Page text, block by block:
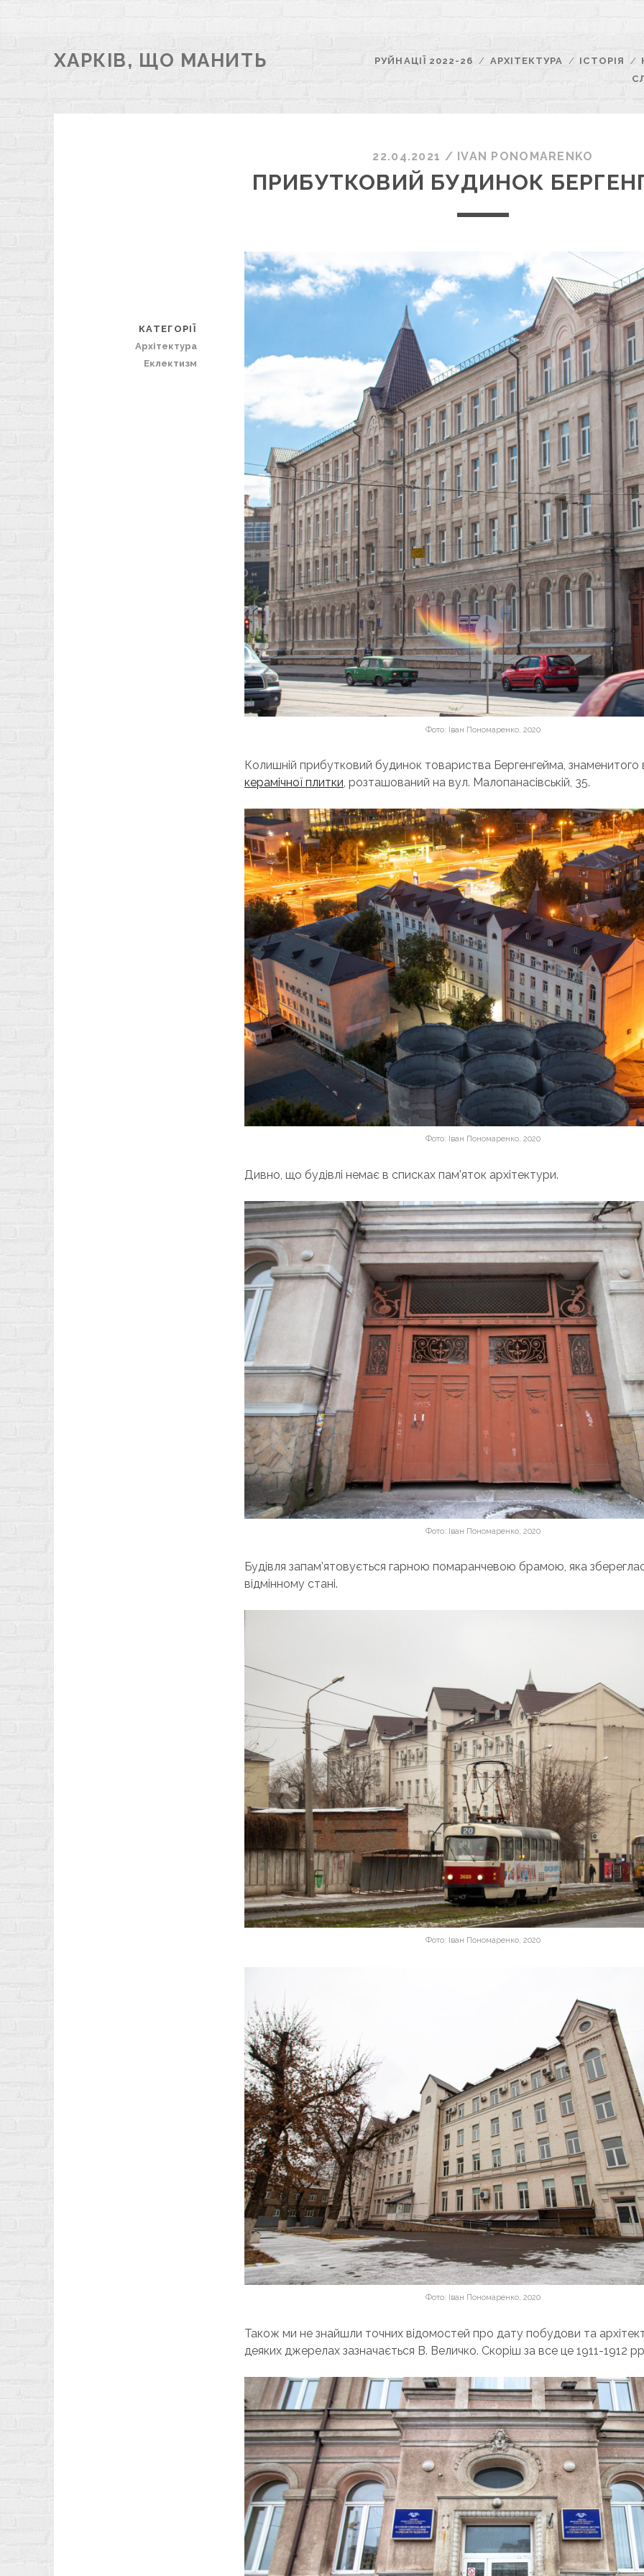
ХАРКІВ, ЩО МАНИТЬ РУЙНАЦІЇ 2022-26 АРХІТЕКТУРА ІСТОРІЯ
22.04.2021 / ІVAN PONOMARENKO
ПРИБУТКОВИЙ БУДИНОК
Фото: Іван Пономаренко, 2020
Колишній прибутковий будинок товариства Бергенгейма, знаменитого
керамічної плитки, розташований на вул. Малопанасівській, 35.
Фото: Іван Пономаренко, 2020
Дивно, що будівлі немає в списках пам’яток архітектури.
Фото: Іван Пономаренко, 2020
Будівля запам’ятовується гарною помаранчевою брамою, яка
відмінному стані.
Фото: Іван Пономаренко, 2020
Фото: Іван Пономаренко, 2020
Також ми не знайшли точних відомостей про дату побудови та
деяких джерелах зазначається В. Величко. Скоріш за все це 1911-1912
КАТЕГОРІЇ
Архітектура
Еклектизм